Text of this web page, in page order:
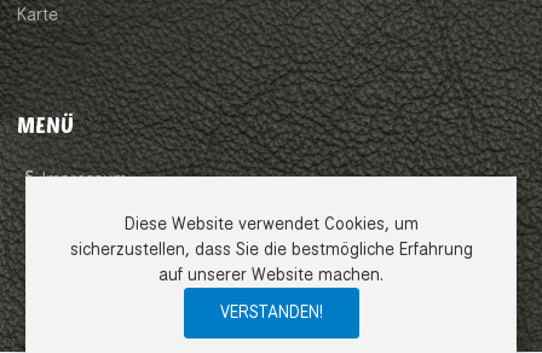
Karte
MENÜ
Impressum
Datenschutzerklärung
Diese Website verwendet Cookies, um
sicherzustellen, dass Sie die bestmögliche Erfahrung
auf unserer Website machen.
VERSTANDEN!